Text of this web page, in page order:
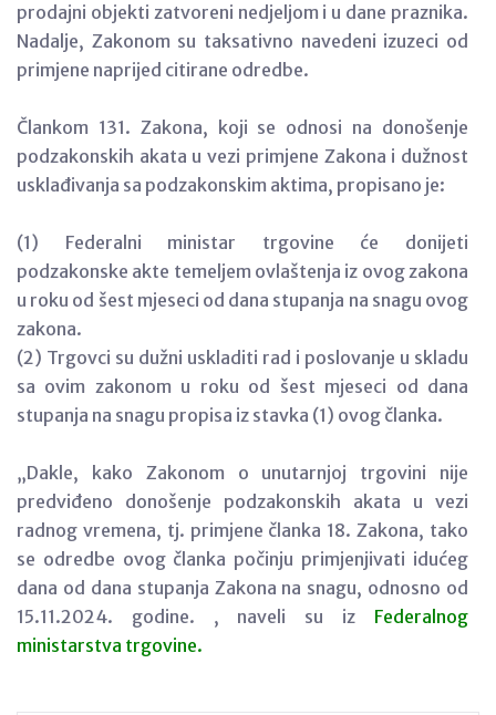
prodajni objekti zatvoreni nedjeljom i u dane praznika.
Nadalje, Zakonom su taksativno navedeni izuzeci od
primjene naprijed citirane odredbe.
Člankom 131. Zakona, koji se odnosi na donošenje
podzakonskih akata u vezi primjene Zakona i dužnost
usklađivanja sa podzakonskim aktima, propisano je:
(1) Federalni ministar trgovine će donijeti
podzakonske akte temeljem ovlaštenja iz ovog zakona
u roku od šest mjeseci od dana stupanja na snagu ovog
zakona.
(2) Trgovci su dužni uskladiti rad i poslovanje u skladu
sa ovim zakonom u roku od šest mjeseci od dana
stupanja na snagu propisa iz stavka (1) ovog članka.
„Dakle, kako Zakonom o unutarnjoj trgovini nije
predviđeno donošenje podzakonskih akata u vezi
radnog vremena, tj. primjene članka 18. Zakona, tako
se odredbe ovog članka počinju primjenjivati idućeg
dana od dana stupanja Zakona na snagu, odnosno od
15.11.2024. godine. , naveli su iz Federalnog
ministarstva trgovine.